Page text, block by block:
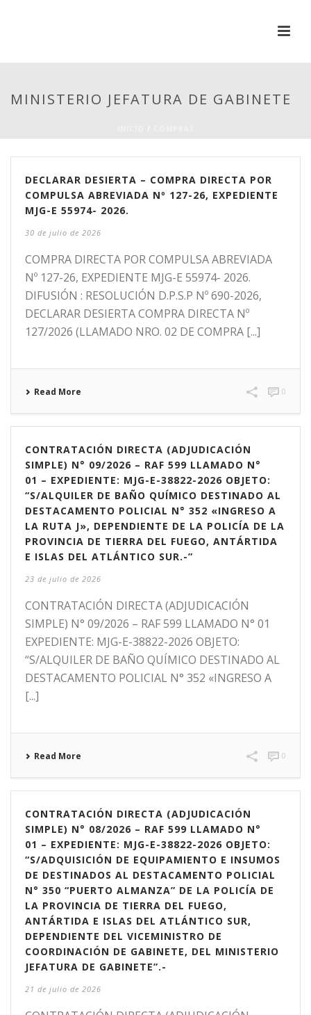
MINISTERIO JEFATURA DE GABINETE
DECLARAR DESIERTA – COMPRA DIRECTA POR
COMPULSA ABREVIADA Nº 127-26, EXPEDIENTE
MJG-E 55974- 2026.
30 de julio de 2026
COMPRA DIRECTA POR COMPULSA ABREVIADA
Nº 127-26, EXPEDIENTE MJG-E 55974- 2026.
DIFUSIÓN : RESOLUCIÓN D.P.S.P Nº 690-2026,
DECLARAR DESIERTA COMPRA DIRECTA Nº
127/2026 (LLAMADO NRO. 02 DE COMPRA [...]
Read More 0
CONTRATACIÓN DIRECTA (ADJUDICACIÓN
SIMPLE) N° 09/2026 – RAF 599 LLAMADO N°
01 – EXPEDIENTE: MJG-E-38822-2026 OBJETO:
“S/ALQUILER DE BAÑO QUÍMICO DESTINADO AL
DESTACAMENTO POLICIAL N° 352 «INGRESO A
LA RUTA J», DEPENDIENTE DE LA POLICÍA DE LA
PROVINCIA DE TIERRA DEL FUEGO, ANTÁRTIDA
E ISLAS DEL ATLÁNTICO SUR.-”
23 de julio de 2026
CONTRATACIÓN DIRECTA (ADJUDICACIÓN
SIMPLE) N° 09/2026 – RAF 599 LLAMADO N° 01
EXPEDIENTE: MJG-E-38822-2026 OBJETO:
“S/ALQUILER DE BAÑO QUÍMICO DESTINADO AL
DESTACAMENTO POLICIAL N° 352 «INGRESO A
[...]
Read More 0
CONTRATACIÓN DIRECTA (ADJUDICACIÓN
SIMPLE) N° 08/2026 – RAF 599 LLAMADO N°
01 – EXPEDIENTE: MJG-E-38822-2026 OBJETO:
“S/ADQUISICIÓN DE EQUIPAMIENTO E INSUMOS
DE DESTINADOS AL DESTACAMENTO POLICIAL
N° 350 “PUERTO ALMANZA” DE LA POLICÍA DE
LA PROVINCIA DE TIERRA DEL FUEGO,
ANTÁRTIDA E ISLAS DEL ATLÁNTICO SUR,
DEPENDIENTE DEL VICEMINISTRO DE
COORDINACIÓN DE GABINETE, DEL MINISTERIO
JEFATURA DE GABINETE”.-
21 de julio de 2026